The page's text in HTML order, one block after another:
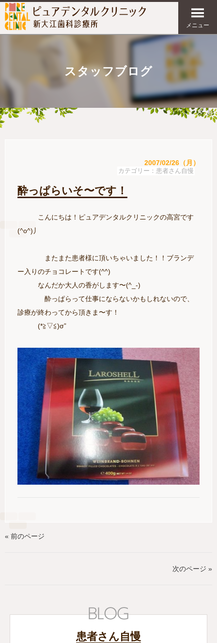
メニュー
スタッフブログ
2007/02/26（月）
患者さん自慢
酔っぱらいそ〜です！
こんにちは！ピュアデンタルクリニックの高宮です
(^o^)丿
またまた患者様に頂いちゃいました！！ブランデ
ー入りのチョコレートです(^^)
なんだか大人の香がします〜(^_-)
酔っぱらって仕事にならないかもしれないので、
診療が終わってから頂きま〜す！
(*≧▽≦)σ”
« 前のページ
次のページ »
患者さん自慢